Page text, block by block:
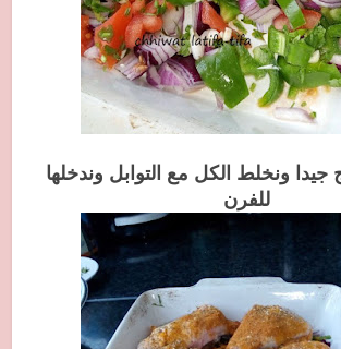
ونخلط الكل مع التوابل وندخلها
للفرن